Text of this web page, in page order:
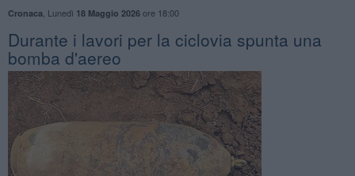
Cronaca Lunedì 18 Maggio 2026ore 18:00
Durante i lavori per la ciclovia spunta una
bomba d'aereo